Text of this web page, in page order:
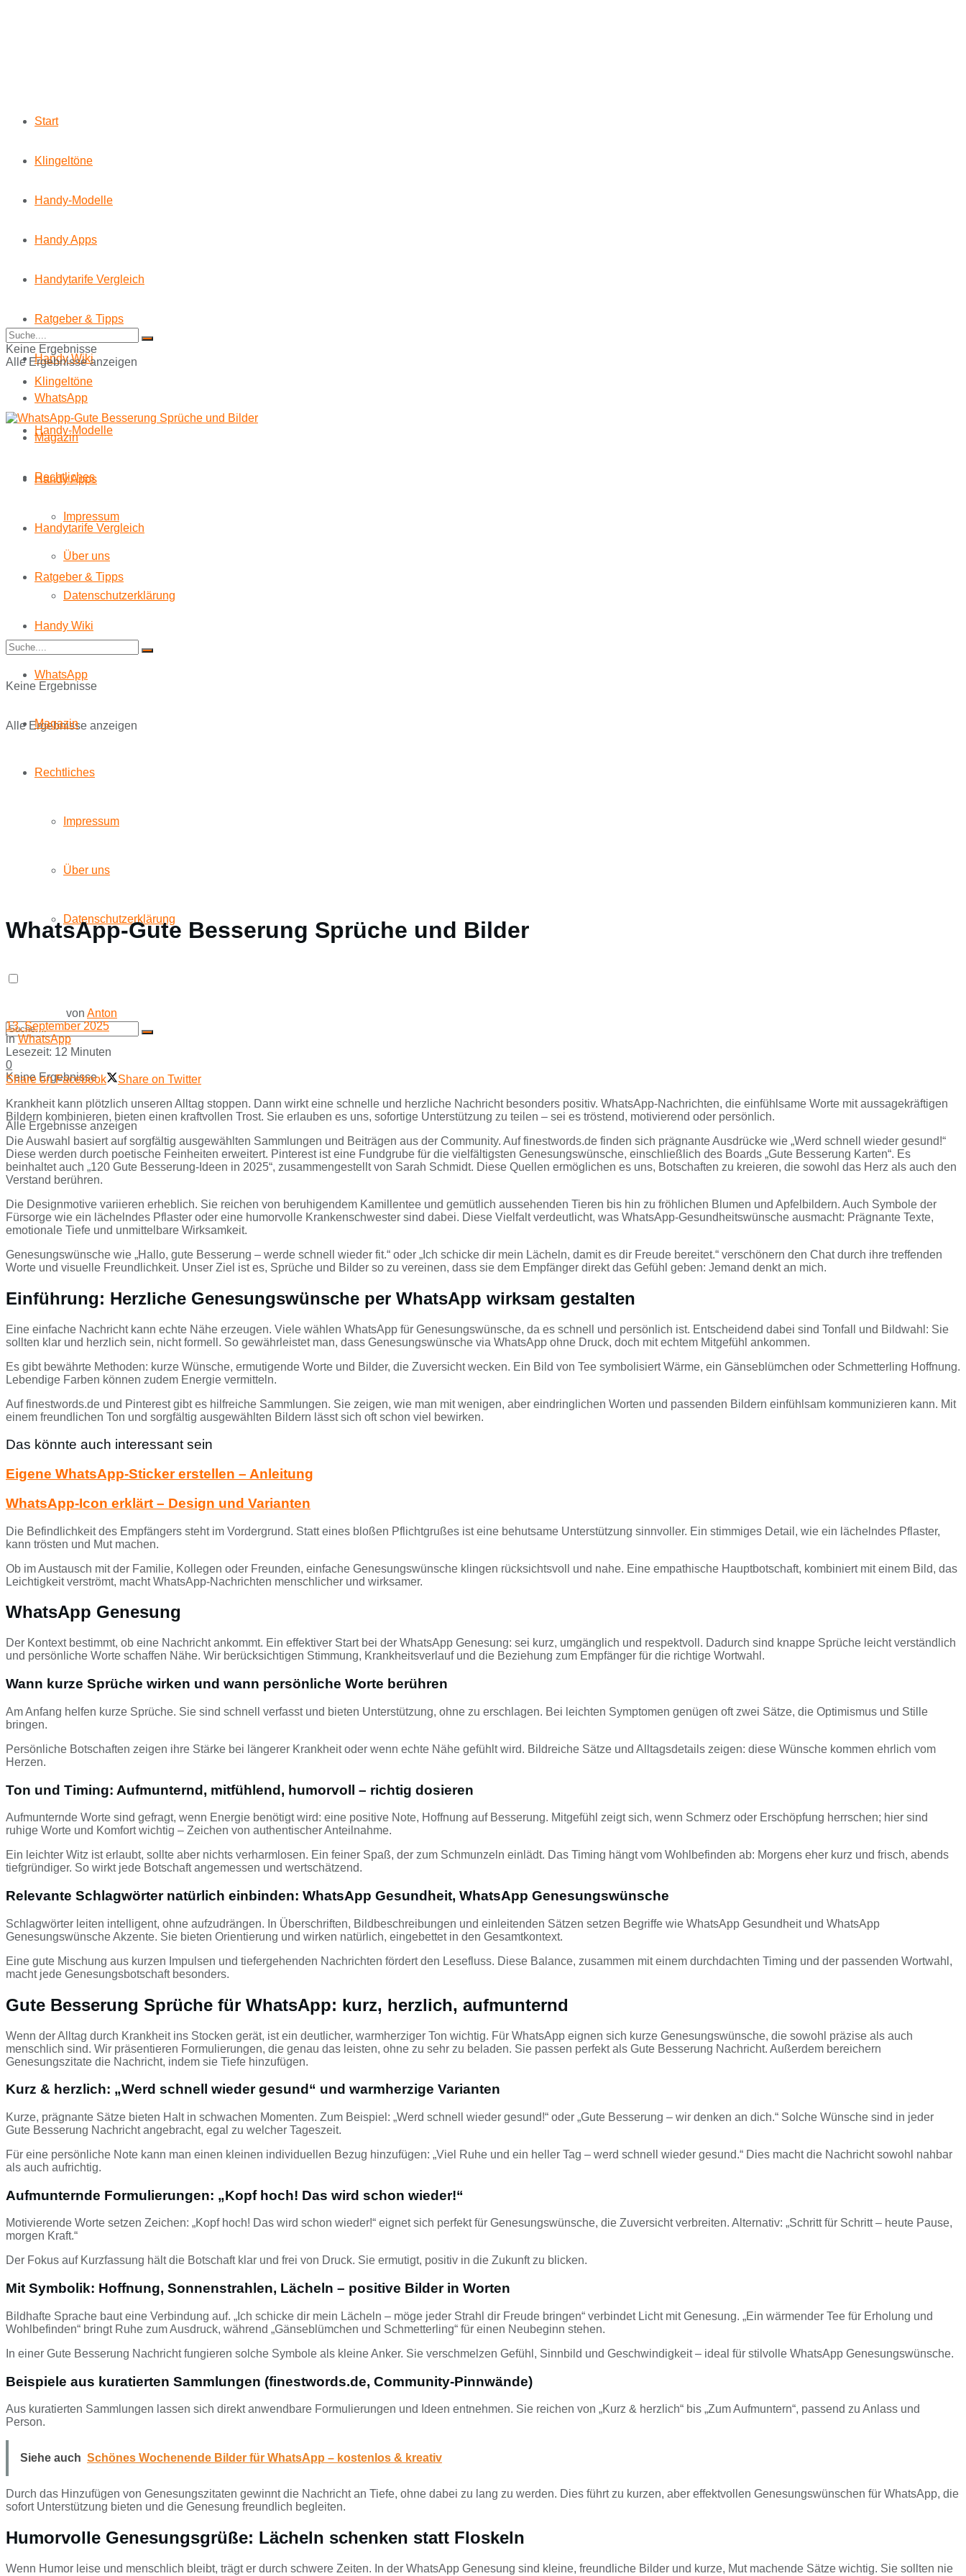
Start
Klingeltöne
Handy-Modelle
Handy Apps
Handytarife Vergleich
Ratgeber & Tipps
Handy Wiki
WhatsApp
Magazin
Rechtliches
Impressum
Über uns
Datenschutzerklärung
Keine Ergebnisse
Alle Ergebnisse anzeigen
Start
Klingeltöne
Handy-Modelle
Handy Apps
Handytarife Vergleich
Ratgeber & Tipps
Handy Wiki
WhatsApp
Magazin
Rechtliches
Impressum
Über uns
Datenschutzerklärung
Keine Ergebnisse
Alle Ergebnisse anzeigen
Keine Ergebnisse
Alle Ergebnisse anzeigen
WhatsApp-Gute Besserung Sprüche und Bilder
von Anton
13. September 2025
in WhatsApp
Lesezeit: 12 Minuten
0
Share on Facebook
Share on Twitter
Krankheit kann plötzlich unseren Alltag stoppen. Dann wirkt eine schnelle und herzliche Nachricht besonders positiv. WhatsApp-Nachrichten, die einfühlsame Worte mit aussagekräftigen
Bildern kombinieren, bieten einen kraftvollen Trost. Sie erlauben es uns, sofortige Unterstützung zu teilen – sei es tröstend, motivierend oder persönlich.
Die Auswahl basiert auf sorgfältig ausgewählten Sammlungen und Beiträgen aus der Community. Auf finestwords.de finden sich prägnante Ausdrücke wie „Werd schnell wieder gesund!“
Diese werden durch poetische Feinheiten erweitert. Pinterest ist eine Fundgrube für die vielfältigsten Genesungswünsche, einschließlich des Boards „Gute Besserung Karten“. Es
beinhaltet auch „120 Gute Besserung-Ideen in 2025“, zusammengestellt von Sarah Schmidt. Diese Quellen ermöglichen es uns, Botschaften zu kreieren, die sowohl das Herz als auch den
Verstand berühren.
Die Designmotive variieren erheblich. Sie reichen von beruhigendem Kamillentee und gemütlich aussehenden Tieren bis hin zu fröhlichen Blumen und Apfelbildern. Auch Symbole der
Fürsorge wie ein lächelndes Pflaster oder eine humorvolle Krankenschwester sind dabei. Diese Vielfalt verdeutlicht, was WhatsApp-Gesundheitswünsche ausmacht: Prägnante Texte,
emotionale Tiefe und unmittelbare Wirksamkeit.
Genesungswünsche wie „Hallo, gute Besserung – werde schnell wieder fit.“ oder „Ich schicke dir mein Lächeln, damit es dir Freude bereitet.“ verschönern den Chat durch ihre treffenden
Worte und visuelle Freundlichkeit. Unser Ziel ist es, Sprüche und Bilder so zu vereinen, dass sie dem Empfänger direkt das Gefühl geben: Jemand denkt an mich.
Einführung: Herzliche Genesungswünsche per WhatsApp wirksam gestalten
Eine einfache Nachricht kann echte Nähe erzeugen. Viele wählen WhatsApp für Genesungswünsche, da es schnell und persönlich ist. Entscheidend dabei sind Tonfall und Bildwahl: Sie
sollten klar und herzlich sein, nicht formell. So gewährleistet man, dass Genesungswünsche via WhatsApp ohne Druck, doch mit echtem Mitgefühl ankommen.
Es gibt bewährte Methoden: kurze Wünsche, ermutigende Worte und Bilder, die Zuversicht wecken. Ein Bild von Tee symbolisiert Wärme, ein Gänseblümchen oder Schmetterling Hoffnung.
Lebendige Farben können zudem Energie vermitteln.
Auf finestwords.de und Pinterest gibt es hilfreiche Sammlungen. Sie zeigen, wie man mit wenigen, aber eindringlichen Worten und passenden Bildern einfühlsam kommunizieren kann. Mit
einem freundlichen Ton und sorgfältig ausgewählten Bildern lässt sich oft schon viel bewirken.
Das könnte auch interessant sein
Eigene WhatsApp-Sticker erstellen – Anleitung
WhatsApp-Icon erklärt – Design und Varianten
Die Befindlichkeit des Empfängers steht im Vordergrund. Statt eines bloßen Pflichtgrußes ist eine behutsame Unterstützung sinnvoller. Ein stimmiges Detail, wie ein lächelndes Pflaster,
kann trösten und Mut machen.
Ob im Austausch mit der Familie, Kollegen oder Freunden, einfache Genesungswünsche klingen rücksichtsvoll und nahe. Eine empathische Hauptbotschaft, kombiniert mit einem Bild, das
Leichtigkeit verströmt, macht WhatsApp-Nachrichten menschlicher und wirksamer.
WhatsApp Genesung
Der Kontext bestimmt, ob eine Nachricht ankommt. Ein effektiver Start bei der WhatsApp Genesung: sei kurz, umgänglich und respektvoll. Dadurch sind knappe Sprüche leicht verständlich
und persönliche Worte schaffen Nähe. Wir berücksichtigen Stimmung, Krankheitsverlauf und die Beziehung zum Empfänger für die richtige Wortwahl.
Wann kurze Sprüche wirken und wann persönliche Worte berühren
Am Anfang helfen kurze Sprüche. Sie sind schnell verfasst und bieten Unterstützung, ohne zu erschlagen. Bei leichten Symptomen genügen oft zwei Sätze, die Optimismus und Stille
bringen.
Persönliche Botschaften zeigen ihre Stärke bei längerer Krankheit oder wenn echte Nähe gefühlt wird. Bildreiche Sätze und Alltagsdetails zeigen: diese Wünsche kommen ehrlich vom
Herzen.
Ton und Timing: Aufmunternd, mitfühlend, humorvoll – richtig dosieren
Aufmunternde Worte sind gefragt, wenn Energie benötigt wird: eine positive Note, Hoffnung auf Besserung. Mitgefühl zeigt sich, wenn Schmerz oder Erschöpfung herrschen; hier sind
ruhige Worte und Komfort wichtig – Zeichen von authentischer Anteilnahme.
Ein leichter Witz ist erlaubt, sollte aber nichts verharmlosen. Ein feiner Spaß, der zum Schmunzeln einlädt. Das Timing hängt vom Wohlbefinden ab: Morgens eher kurz und frisch, abends
tiefgründiger. So wirkt jede Botschaft angemessen und wertschätzend.
Relevante Schlagwörter natürlich einbinden: WhatsApp Gesundheit, WhatsApp Genesungswünsche
Schlagwörter leiten intelligent, ohne aufzudrängen. In Überschriften, Bildbeschreibungen und einleitenden Sätzen setzen Begriffe wie WhatsApp Gesundheit und WhatsApp
Genesungswünsche Akzente. Sie bieten Orientierung und wirken natürlich, eingebettet in den Gesamtkontext.
Eine gute Mischung aus kurzen Impulsen und tiefergehenden Nachrichten fördert den Lesefluss. Diese Balance, zusammen mit einem durchdachten Timing und der passenden Wortwahl,
macht jede Genesungsbotschaft besonders.
Gute Besserung Sprüche für WhatsApp: kurz, herzlich, aufmunternd
Wenn der Alltag durch Krankheit ins Stocken gerät, ist ein deutlicher, warmherziger Ton wichtig. Für WhatsApp eignen sich kurze Genesungswünsche, die sowohl präzise als auch
menschlich sind. Wir präsentieren Formulierungen, die genau das leisten, ohne zu sehr zu beladen. Sie passen perfekt als Gute Besserung Nachricht. Außerdem bereichern
Genesungszitate die Nachricht, indem sie Tiefe hinzufügen.
Kurz & herzlich: „Werd schnell wieder gesund“ und warmherzige Varianten
Kurze, prägnante Sätze bieten Halt in schwachen Momenten. Zum Beispiel: „Werd schnell wieder gesund!“ oder „Gute Besserung – wir denken an dich.“ Solche Wünsche sind in jeder
Gute Besserung Nachricht angebracht, egal zu welcher Tageszeit.
Für eine persönliche Note kann man einen kleinen individuellen Bezug hinzufügen: „Viel Ruhe und ein heller Tag – werd schnell wieder gesund.“ Dies macht die Nachricht sowohl nahbar
als auch aufrichtig.
Aufmunternde Formulierungen: „Kopf hoch! Das wird schon wieder!“
Motivierende Worte setzen Zeichen: „Kopf hoch! Das wird schon wieder!“ eignet sich perfekt für Genesungswünsche, die Zuversicht verbreiten. Alternativ: „Schritt für Schritt – heute Pause,
morgen Kraft.“
Der Fokus auf Kurzfassung hält die Botschaft klar und frei von Druck. Sie ermutigt, positiv in die Zukunft zu blicken.
Mit Symbolik: Hoffnung, Sonnenstrahlen, Lächeln – positive Bilder in Worten
Bildhafte Sprache baut eine Verbindung auf. „Ich schicke dir mein Lächeln – möge jeder Strahl dir Freude bringen“ verbindet Licht mit Genesung. „Ein wärmender Tee für Erholung und
Wohlbefinden“ bringt Ruhe zum Ausdruck, während „Gänseblümchen und Schmetterling“ für einen Neubeginn stehen.
In einer Gute Besserung Nachricht fungieren solche Symbole als kleine Anker. Sie verschmelzen Gefühl, Sinnbild und Geschwindigkeit – ideal für stilvolle WhatsApp Genesungswünsche.
Beispiele aus kuratierten Sammlungen (finestwords.de, Community-Pinnwände)
Aus kuratierten Sammlungen lassen sich direkt anwendbare Formulierungen und Ideen entnehmen. Sie reichen von „Kurz & herzlich“ bis „Zum Aufmuntern“, passend zu Anlass und
Person.
Siehe auch Schönes Wochenende Bilder für WhatsApp – kostenlos & kreativ
Durch das Hinzufügen von Genesungszitaten gewinnt die Nachricht an Tiefe, ohne dabei zu lang zu werden. Dies führt zu kurzen, aber effektvollen Genesungswünschen für WhatsApp, die
sofort Unterstützung bieten und die Genesung freundlich begleiten.
Humorvolle Genesungsgrüße: Lächeln schenken statt Floskeln
Wenn Humor leise und menschlich bleibt, trägt er durch schwere Zeiten. In der WhatsApp Genesung sind kleine, freundliche Bilder und kurze, Mut machende Sätze wichtig. Sie sollten nie